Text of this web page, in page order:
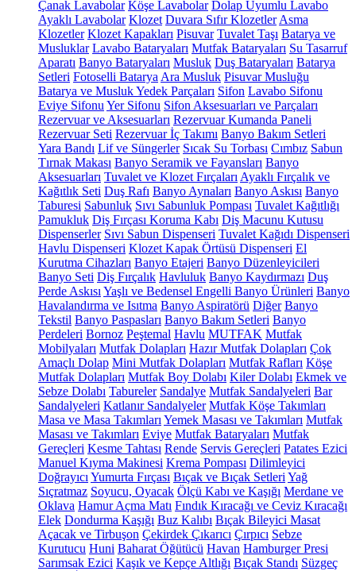
Çanak Lavabolar Köşe Lavabolar Dolap Uyumlu Lavabo
Ayaklı Lavabolar Klozet Duvara Sıfır Klozetler Asma
Klozetler Klozet Kapakları Pisuvar Tuvalet Taşı Batarya ve
Musluklar Lavabo Bataryaları Mutfak Bataryaları Su Tasarruf
Aparatı Banyo Bataryaları Musluk Duş Bataryaları Batarya
Setleri Fotoselli Batarya Ara Musluk Pisuvar Musluğu
Batarya ve Musluk Yedek Parçaları Sifon Lavabo Sifonu
Eviye Sifonu Yer Sifonu Sifon Aksesuarları ve Parçaları
Rezervuar ve Aksesuarları Rezervuar Kumanda Paneli
Rezervuar Seti Rezervuar İç Takımı Banyo Bakım Setleri
Yara Bandı Lif ve Süngerler Sıcak Su Torbası Cımbız Sabun
Tırnak Makası Banyo Seramik ve Fayansları Banyo
Aksesuarları Tuvalet ve Klozet Fırçaları Ayaklı Fırçalık ve
Kağıtlık Seti Duş Rafı Banyo Aynaları Banyo Askısı Banyo
Taburesi Sabunluk Sıvı Sabunluk Pompası Tuvalet Kağıtlığı
Pamukluk Diş Fırçası Koruma Kabı Diş Macunu Kutusu
Dispenserler Sıvı Sabun Dispenseri Tuvalet Kağıdı Dispenseri
Havlu Dispenseri Klozet Kapak Örtüsü Dispenseri El
Kurutma Cihazları Banyo Etajeri Banyo Düzenleyicileri
Banyo Seti Diş Fırçalık Havluluk Banyo Kaydırmazı Duş
Perde Askısı Yaşlı ve Bedensel Engelli Banyo Ürünleri Banyo
Havalandırma ve Isıtma Banyo Aspiratörü Diğer Banyo
Tekstil Banyo Paspasları Banyo Bakım Setleri Banyo
Perdeleri Bornoz Peştemal Havlu MUTFAK Mutfak
Mobilyaları Mutfak Dolapları Hazır Mutfak Dolapları Çok
Amaçlı Dolap Mini Mutfak Dolapları Mutfak Rafları Köşe
Mutfak Dolapları Mutfak Boy Dolabı Kiler Dolabı Ekmek ve
Sebze Dolabı Tabureler Sandalye Mutfak Sandalyeleri Bar
Sandalyeleri Katlanır Sandalyeler Mutfak Köşe Takımları
Masa ve Masa Takımları Yemek Masası ve Takımları Mutfak
Masası ve Takımları Eviye Mutfak Bataryaları Mutfak
Gereçleri Kesme Tahtası Rende Servis Gereçleri Patates Ezici
Manuel Kıyma Makinesi Krema Pompası Dilimleyici
Doğrayıcı Yumurta Fırçası Bıçak ve Bıçak Setleri Yağ
Sıçratmaz Soyucu, Oyacak Ölçü Kabı ve Kaşığı Merdane ve
Oklava Hamur Açma Matı Fındık Kıracağı ve Ceviz Kıracağı
Elek Dondurma Kaşığı Buz Kalıbı Bıçak Bileyici Masat
Açacak ve Tirbuşon Çekirdek Çıkarıcı Çırpıcı Sebze
Kurutucu Huni Baharat Öğütücü Havan Hamburger Presi
Sarımsak Ezici Kaşık ve Kepçe Altlığı Bıçak Standı Süzgeç